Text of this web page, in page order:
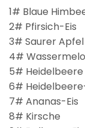
1# Blaue
2# Pfirsich-Eis
3# Saurer Apfel
4#
5# Heidelbeere
6#
7# Ananas-Eis
8# Kirsche